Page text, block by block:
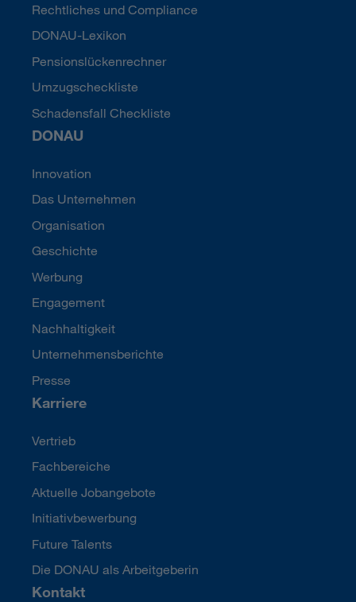
Rechtliches und Compliance
DONAU-Lexikon
Pensionslückenrechner
Umzugscheckliste
Schadensfall Checkliste
DONAU
Innovation
Das Unternehmen
Organisation
Geschichte
Werbung
Engagement
Nachhaltigkeit
Unternehmensberichte
Presse
Karriere
Vertrieb
Fachbereiche
Aktuelle Jobangebote
Initiativbewerbung
Future Talents
Die DONAU als Arbeitgeberin
Kontakt